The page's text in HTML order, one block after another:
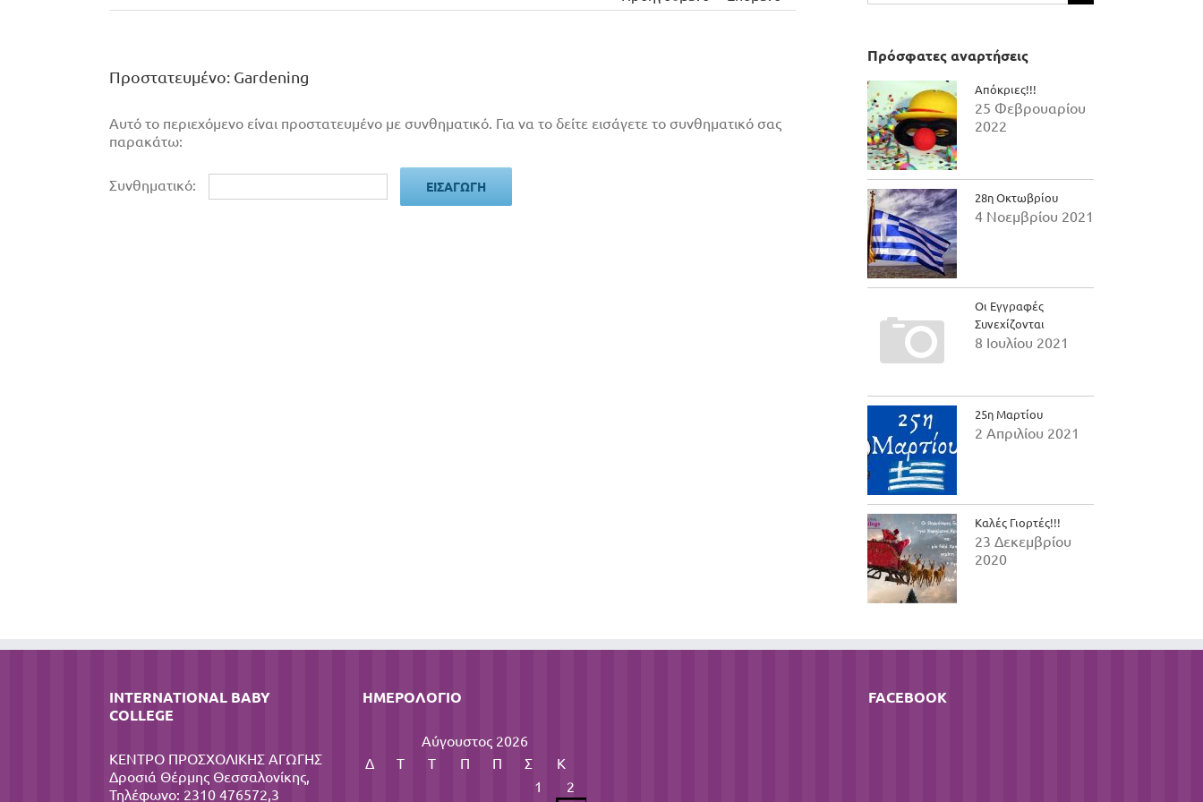
Πρoστατευμένο: Gardening
Αυτό το περιεχόμενο είναι προστατευμένο με συνθηματικό. Για να το δείτε εισάγετε το συνθηματικό σας
παρακάτω:
Συνθηματικό:
για:
Πρόσφατες αναρτήσεις
Απόκριες!!!
25 Φεβρουαρίου
2022
28η Οκτωβρίου
4 Νοεμβρίου 2021
Οι Εγγραφές
Συνεχίζονται
8 Ιουλίου 2021
25η Μαρτίου
2 Απριλίου 2021
Καλές Γιορτές!!!
23 Δεκεμβρίου
2020
INTERNATIONAL BABY
COLLEGE
ΚΕΝΤΡΟ ΠΡΟΣΧΟΛΙΚΗΣ ΑΓΩΓΗΣ
Δροσιά Θέρμης Θεσσαλονίκης,
Τηλέφωνο: 2310 476572,3
ΗΜΕΡΟΛΌΓΙΟ
Αύγουστος 2026
Δ
Τ Τ Π Π Σ
Κ
1
2
FACEBOOK